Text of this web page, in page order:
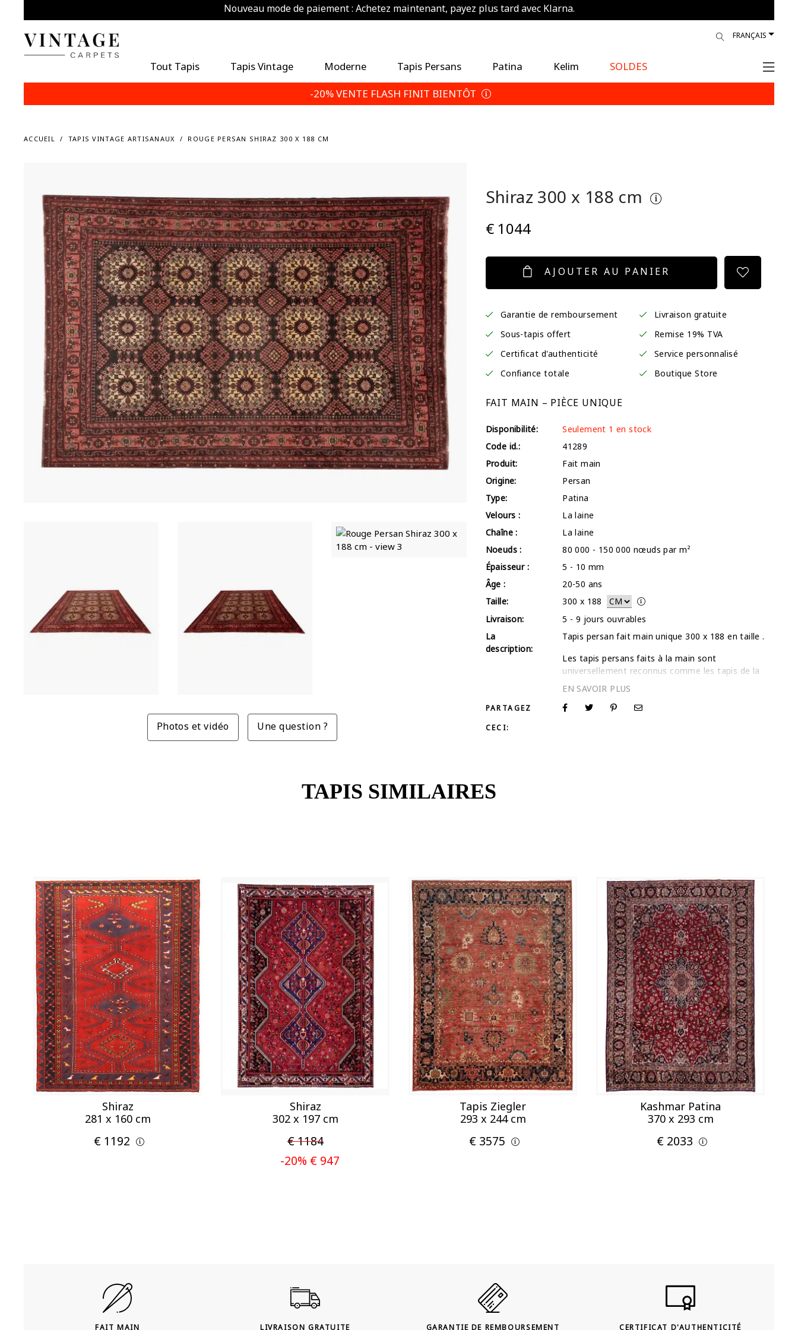
Économisez 5 % de plus — Choisissez vos conditions de retour
Nouveau mode de paiement : Achetez maintenant, payez plus tard avec Klarna.
FRANÇAIS
Tout Tapis Tapis Vintage Moderne Tapis Persans Patina Kelim
SOLDES
-20% VENTE FLASH FINIT BIENTÔT
ACCUEIL TAPIS VINTAGE ARTISANAUX ROUGE PERSAN SHIRAZ 300 X 188 CM
Photos et vidéo Une question ?
Shiraz 300 x 188 cm
€ 1044
AJOUTER AU PANIER
Garantie de remboursement
Livraison gratuite
Sous-tapis offert
Remise 19% TVA
Certificat d'authenticité
Service personnalisé
Confiance totale
Boutique Store
FAIT MAIN – PIÈCE UNIQUE
Disponibilité:
Seulement 1 en stock
Code id.:
41289
Produit:
Fait main
Origine:
Persan
Type:
Patina
Velours :
La laine
Chaîne :
La laine
Noeuds :
80 000 - 150 000 nœuds par m²
Épaisseur :
5 - 10 mm
Âge :
20-50 ans
Taille:
300 x 188
Livraison:
5 - 9 jours ouvrables
La
description:
Tapis persan fait main unique 300 x 188 en taille .
Les tapis persans faits à la main sont
universellement reconnus comme les tapis de la
meilleure qualité jamais produits. Notre collection
de pièces sélectionnées individuellement est
inspectée une par une et passe par un processus
l'aspect et le toucher réels de ces tapis.
PARTAGEZ
CECI:
TAPIS SIMILAIRES
Shiraz
281 x 160 cm
€ 1192
Shiraz
302 x 197 cm
€ 1184
-20% € 947
Tapis Ziegler
293 x 244 cm
€ 3575
Kashmar Patina
370 x 293 cm
€ 2033
FAIT MAIN LIVRAISON GRATUITE GARANTIE DE REMBOURSEMENT CERTIFICAT D'AUTHENTICITÉ